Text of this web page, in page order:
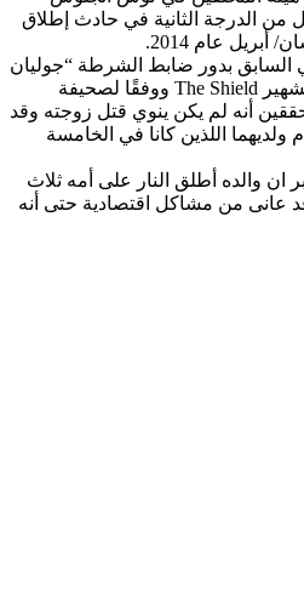
من الدرجة الثانية في حادث إطلاق
عام 2014.
بدور ضابط الشرطة “جوليان
لوي” في سلسلة المسلسل الشهير The Shield ووفقًا لصحيفة
أنه لم يكن ينوي قتل زوجته وقد
اللذين كانا في الخامسة
ان والده أطلق النار على أمه ثلاث
عانى من مشاكل اقتصادية حتى أنه